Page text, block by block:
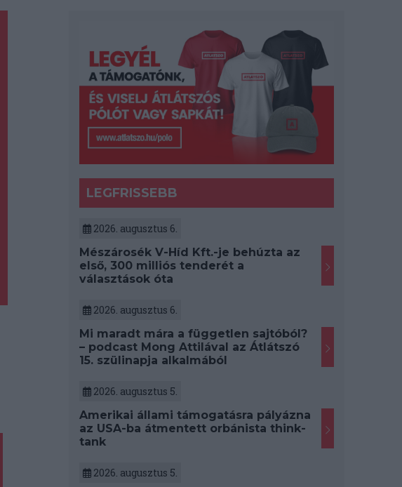
LEGFRISSEBB
2026. augusztus 6.
Mészárosék V-Híd Kft.-je behúzta az
első, 300 milliós tenderét a
választások óta
2026. augusztus 6.
Mi maradt mára a független sajtóból?
– podcast Mong Attilával az Átlátszó
15. szülinapja alkalmából
2026. augusztus 5.
Amerikai állami támogatásra pályázna
az USA-ba átmentett orbánista think-
tank
2026. augusztus 5.